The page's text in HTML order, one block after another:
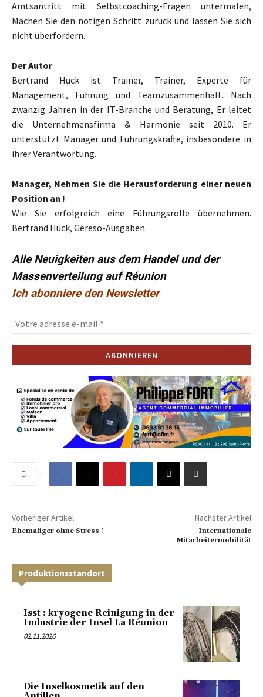
Amtsantritt mit Selbstcoaching-Fragen untermalen,
Machen Sie den nötigen Schritt zurück und lassen Sie sich
nicht überfordern.
Der Autor
Bertrand Huck ist Trainer, Trainer, Experte für
Management, Führung und Teamzusammenhalt. Nach
zwanzig Jahren in der IT-Branche und Beratung, Er leitet
die Unternehmensfirma & Harmonie seit 2010. Er
unterstützt Manager und Führungskräfte, insbesondere in
ihrer Verantwortung.
Manager, Nehmen Sie die Herausforderung einer neuen
Position an !
Wie Sie erfolgreich eine Führungsrolle übernehmen.
Bertrand Huck, Gereso-Ausgaben.
Alle Neuigkeiten aus dem Handel und der
Massenverteilung auf Réunion
Ich abonniere den Newsletter
Vorheriger Artikel
Ehemaliger ohne Stress !
Nächster Artikel
Internationale
Mitarbeitermobilität
Produktionsstandort
Isst : kryogene Reinigung in der
Industrie der Insel La Réunion
02.11.2026
Die Inselkosmetik auf den